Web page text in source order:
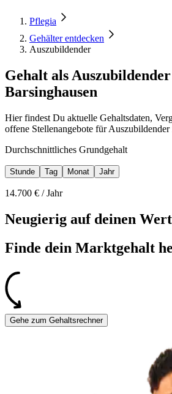
Pflegia
Gehälter entdecken
Auszubildender
Gehalt als
Barsinghausen
Hier findest Du aktuelle Gehaltsdaten,
offene Stellenangebote für
Durchschnittliches Grundgehalt
Stunde Tag Monat Jahr
14.700 € /Jahr
Neugierig auf deinen
Finde dein Marktgehalt
Gehe zum Gehaltsrechner